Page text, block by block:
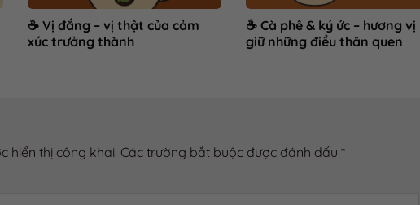
☕ Vị đắng – vị thật của cảm
xúc trưởng thành
☕ Cà phê & ký ức – hương vị
giữ những điều thân quen
hiển thị công khai. Các trường bắt buộc được đánh dấu *